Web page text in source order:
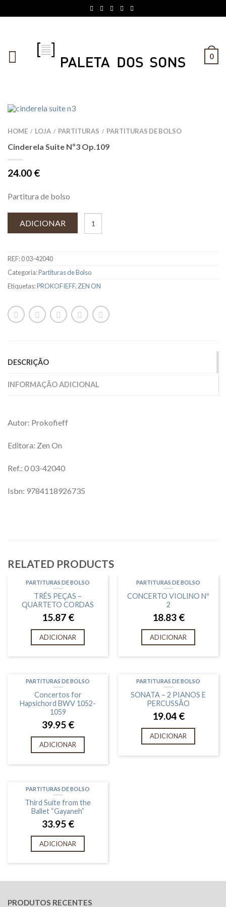
0
HOME / LOJA / PARTITURAS / PARTITURAS DE BOLSO
Cinderela Suite Nº3 Op.109
24.00 €
Partitura de bolso
ADICIONAR
REF:0 03-42040
Categoria:Partituras de Bolso
Etiquetas:PROKOFIEFF, ZEN ON
DESCRIÇÃO
INFORMAÇÃO ADICIONAL
Autor: Prokofieff
Editora: Zen On
Ref.: 0 03-42040
Isbn: 9784118926735
RELATED PRODUCTS
PARTITURAS DE BOLSO
TRÊS PEÇAS –
QUARTETO CORDAS
15.87 €
ADICIONAR
PARTITURAS DE BOLSO
CONCERTO VIOLINO Nº
2
18.83 €
ADICIONAR
PARTITURAS DE BOLSO
Concertos for
Hapsichord BWV 1052-
1059
39.95 €
ADICIONAR
PARTITURAS DE BOLSO
SONATA – 2 PIANOS E
PERCUSSÃO
19.04 €
ADICIONAR
PARTITURAS DE BOLSO
Third Suite from the
Ballet “Gayaneh”
33.95 €
ADICIONAR
PRODUTOS RECENTES